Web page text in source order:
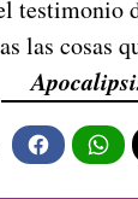
testimonio
las cosas